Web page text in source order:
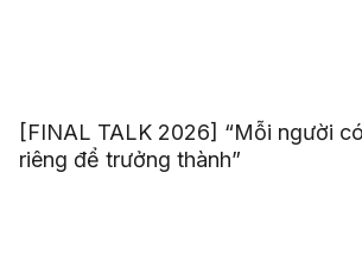
[FINAL TALK 2026] “Mỗi người
riêng để trưởng thành”